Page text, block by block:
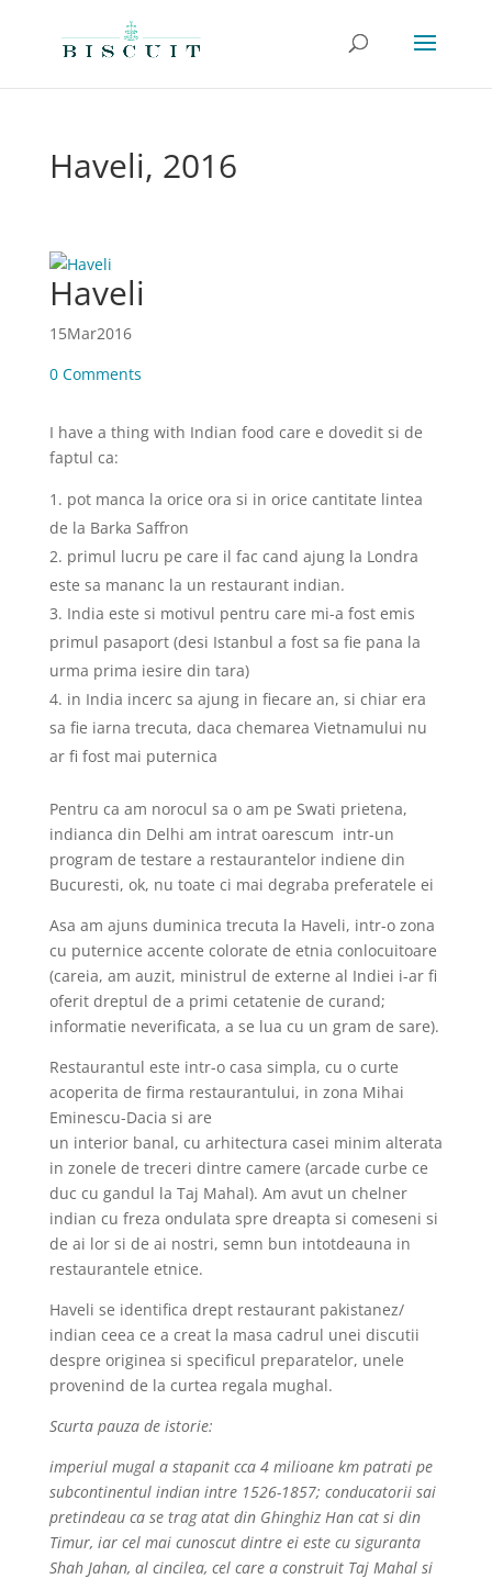
Haveli, 2016
Haveli
15Mar2016
0 Comments
I have a thing with Indian food care e dovedit si de
faptul ca:
pot manca la orice ora si in orice cantitate lintea
de la Barka Saffron
primul lucru pe care il fac cand ajung la Londra
este sa mananc la un restaurant indian.
India este si motivul pentru care mi-a fost emis
primul pasaport (desi Istanbul a fost sa fie pana la
urma prima iesire din tara)
in India incerc sa ajung in fiecare an, si chiar era
sa fie iarna trecuta, daca chemarea Vietnamului nu
ar fi fost mai puternica
Pentru ca am norocul sa o am pe Swati prietena,
indianca din Delhi am intrat oarescum intr-un
program de testare a restaurantelor indiene din
Bucuresti, ok, nu toate ci mai degraba preferatele ei
Asa am ajuns duminica trecuta la Haveli, intr-o zona
cu puternice accente colorate de etnia conlocuitoare
(careia, am auzit, ministrul de externe al Indiei i-ar fi
oferit dreptul de a primi cetatenie de curand;
informatie neverificata, a se lua cu un gram de sare).
Restaurantul este intr-o casa simpla, cu o curte
acoperita de firma restaurantului, in zona Mihai
Eminescu-Dacia si are
un interior banal, cu arhitectura casei minim alterata
in zonele de treceri dintre camere (arcade curbe ce
duc cu gandul la Taj Mahal). Am avut un chelner
indian cu freza ondulata spre dreapta si comeseni si
de ai lor si de ai nostri, semn bun intotdeauna in
restaurantele etnice.
Haveli se identifica drept restaurant pakistanez/
indian ceea ce a creat la masa cadrul unei discutii
despre originea si specificul preparatelor, unele
provenind de la curtea regala mughal.
Scurta pauza de istorie:
imperiul mugal a stapanit cca 4 milioane km patrati pe
subcontinentul indian intre 1526-1857; conducatorii sai
pretindeau ca se trag atat din Ghinghiz Han cat si din
Timur, iar cel mai cunoscut dintre ei este cu siguranta
Shah Jahan, al cincilea, cel care a construit Taj Mahal si